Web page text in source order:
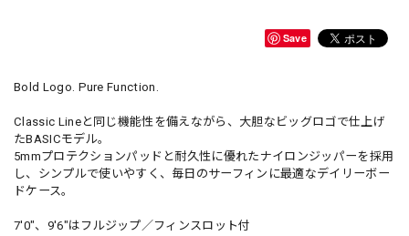
Save
Bold Logo. Pure Function.
Classic Lineと同じ機能性を備えながら、大胆なビッグロゴで仕上げ
たBASICモデル。
5mmプロテクションパッドと耐久性に優れたナイロンジッパーを採用
し、シンプルで使いやすく、毎日のサーフィンに最適なデイリーボー
ドケース。
7'0"、9'6"はフルジップ／フィンスロット付